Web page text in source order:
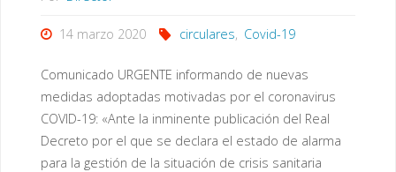
otras
informaciones"
14 marzo 2020 circulares, Covid-19
Comunicado URGENTE informando de nuevas
medidas adoptadas motivadas por el coronavirus
COVID-19: «Ante la inminente publicación del Real
Decreto por el que se declara el estado de alarma
para la gestión de la situación de crisis sanitaria